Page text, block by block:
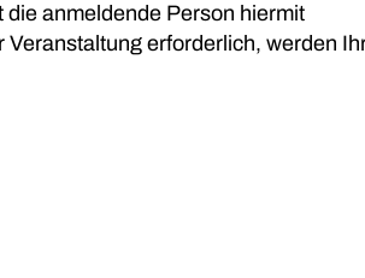
anmeldende Person hiermit
erforderlich, werden